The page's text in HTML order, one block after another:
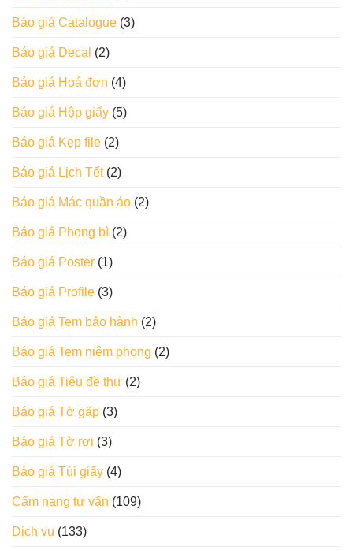
Báo giá Catalogue (3)
Báo giá Decal (2)
Báo giá Hoá đơn (4)
Báo giá Hộp giấy (5)
Báo giá Kẹp file (2)
Báo giá Lịch Tết(2)
Báo giá Mác quần áo (2)
Báo giá Phong bì (2)
Báo giá Poster (1)
Báo giá Profile (3)
Báo giá Tem bảo hành (2)
Báo giá Tem niêm phong (2)
Báo giá Tiêu đề thư (2)
Báo giá Tờ gấp (3)
Báo giá Tờ rơi (3)
Báo giá Túi giấy (4)
Cẩm nang tư vấn (109)
Dịch vụ (133)